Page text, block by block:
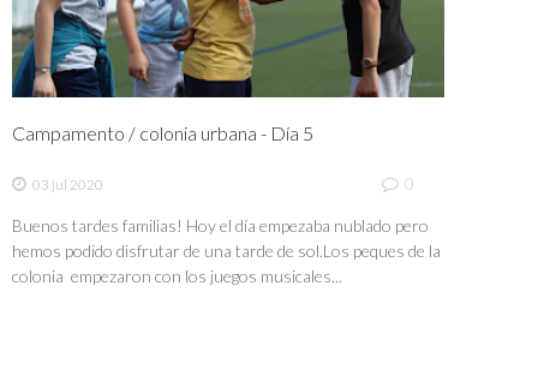
Campamento / colonia urbana - Día 5
03 jul 2020 0
Buenos tardes familias! Hoy el día empezaba nublado pero
hemos podido disfrutar de una tarde de sol.Los peques de la
colonia empezaron con los juegos musicales...